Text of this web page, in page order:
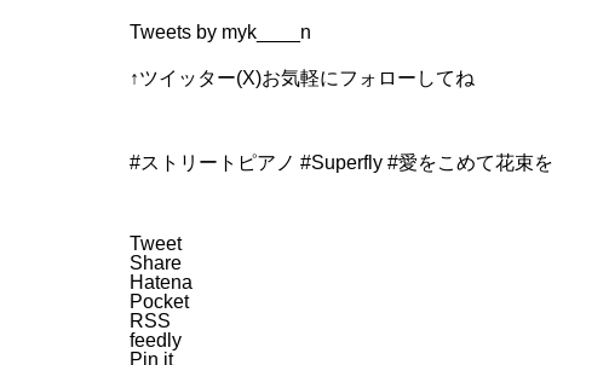
Tweets by myk____n
↑ツイッター(X)お気軽にフォローしてね
#ストリートピアノ #Superfly #愛をこめて花束を
Tweet
Share
Hatena
Pocket
RSS
feedly
Pin it